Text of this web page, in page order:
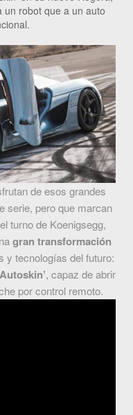
un robot que a un auto
de esos grandes
serie, pero que marcan
turno de Koenigsegg,
gran transformación
y tecnologías del futuro:
, capaz de abrir
por control remoto.